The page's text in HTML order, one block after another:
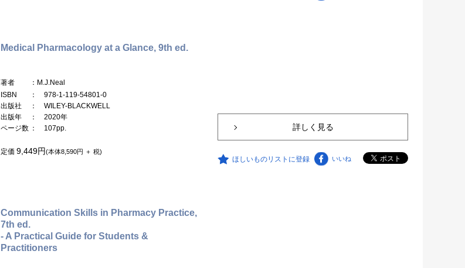
Medical Pharmacology at a Glance, 9th ed.
著者
：M.J.Neal
ISBN
： 978-1-119-54801-0
出版社
： WILEY-BLACKWELL
出版年
： 2020年
ページ数 ： 107pp.
定価 9,449円(本体8,590円 ＋ 税)
詳しく見る
ほしいものリストに登録 いいね
Communication Skills in Pharmacy Practice,
7th ed.
- A Practical Guide for Students &
Practitioners